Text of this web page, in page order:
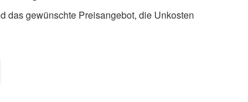
das gewünschte Preisangebot, die Unkosten